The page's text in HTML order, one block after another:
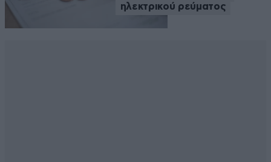
ηλεκτρικού ρεύματος